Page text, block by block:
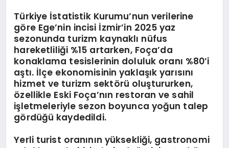
Türkiye İstatistik Kurumu’nun verilerine
göre Ege’nin incisi İzmir’in 2025 yaz
sezonunda turizm kaynaklı nüfus
hareketliliği %15 artarken, Foça’da
konaklama tesislerinin doluluk oranı %80’i
aştı. İlçe ekonomisinin yaklaşık yarısını
hizmet ve turizm sektörü oluştururken,
özellikle Eski Foça’nın restoran ve sahil
işletmeleriyle sezon boyunca yoğun talep
gördüğü kaydedildi.
Yerli turist oranının yüksekliği, gastronomi